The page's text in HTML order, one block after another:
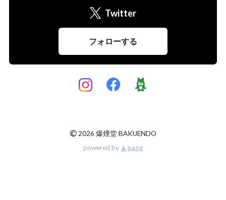
Twitter
フォローする
© 2026 爆煙堂 BAKUENDO
powered by